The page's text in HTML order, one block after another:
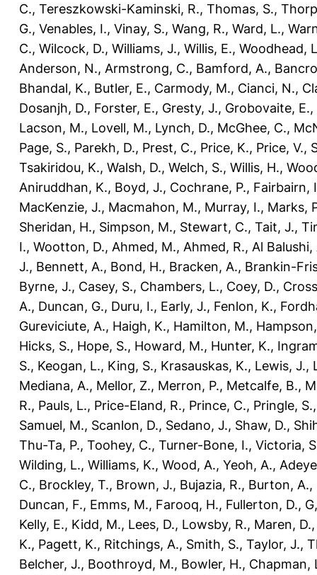
C., Tereszkowski-Kaminski, R., Thomas, S.,
G., Venables, I., Vinay, S., Wang, R., Ward, L.,
C., Wilcock, D., Williams, J., Willis, E., Woodhead,
Anderson, N., Armstrong, C., Bamford, A.,
Bhandal, K., Butler, E., Carmody, M., Cianci, N.,
Dosanjh, D., Forster, E., Gresty, J., Grobovaite, E.,
Lacson, M., Lovell, M., Lynch, D., McGhee, C.,
Page, S., Parekh, D., Prest, C., Price, K., Price, V.,
Tsakiridou, K., Walsh, D., Welch, S., Willis, H.,
Aniruddhan, K., Boyd, J., Cochrane, P., Fairbairn,
MacKenzie, J., Macmahon, M., Murray, I., Marks,
Sheridan, H., Simpson, M., Stewart, C., Tait, J.,
I., Wootton, D., Ahmed, M., Ahmed, R., Al Balushi,
J., Bennett, A., Bond, H., Bracken, A., Brankin-
Byrne, J., Casey, S., Chambers, L., Coey, D.,
A., Duncan, G., Duru, I., Early, J., Fenlon, K.,
Gureviciute, A., Haigh, K., Hamilton, M.,
Hicks, S., Hope, S., Howard, M., Hunter, K.,
S., Keogan, L., King, S., Krasauskas, K., Lewis, J.,
Mediana, A., Mellor, Z., Merron, P., Metcalfe, B.,
R., Pauls, L., Price-Eland, R., Prince, C., Pringle, S.
Samuel, M., Scanlon, D., Sedano, J., Shaw, D.,
Thu-Ta, P., Toohey, C., Turner-Bone, I., Victoria,
Wilding, L., Williams, K., Wood, A., Yeoh, A.,
C., Brockley, T., Brown, J., Bujazia, R., Burton, A.,
Duncan, F., Emms, M., Farooq, H., Fullerton, D.,
Kelly, E., Kidd, M., Lees, D., Lowsby, R., Maren, D.
K., Pagett, K., Ritchings, A., Smith, S., Taylor, J.,
Belcher, J., Boothroyd, M., Bowler, H., Chapman,